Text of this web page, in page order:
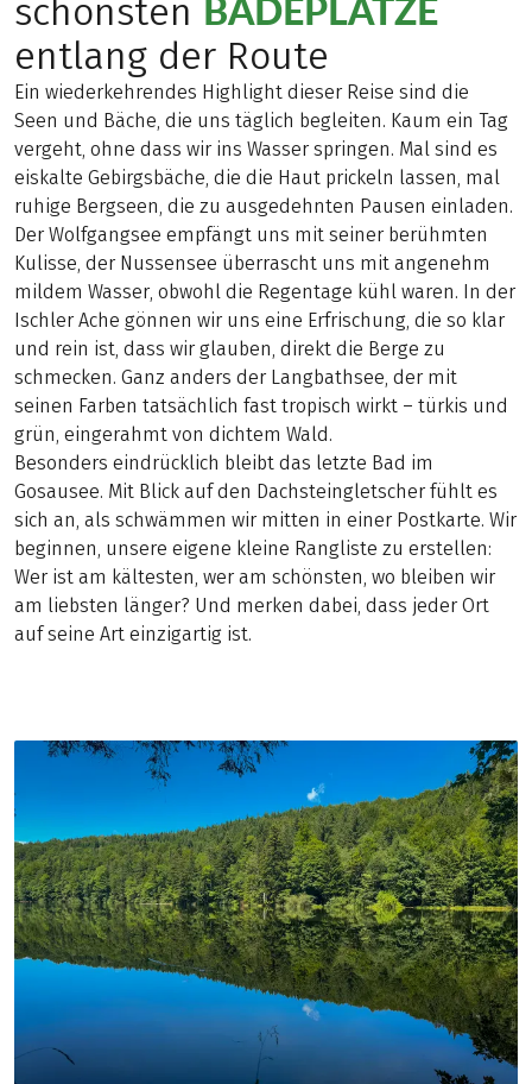
schönsten BADEPLÄTZE
entlang der Route
Ein wiederkehrendes Highlight dieser Reise sind die
Seen und Bäche, die uns täglich begleiten. Kaum ein Tag
vergeht, ohne dass wir ins Wasser springen. Mal sind es
eiskalte Gebirgsbäche, die die Haut prickeln lassen, mal
ruhige Bergseen, die zu ausgedehnten Pausen einladen.
Der Wolfgangsee empfängt uns mit seiner berühmten
Kulisse, der Nussensee überrascht uns mit angenehm
mildem Wasser, obwohl die Regentage kühl waren. In der
Ischler Ache gönnen wir uns eine Erfrischung, die so klar
und rein ist, dass wir glauben, direkt die Berge zu
schmecken. Ganz anders der Langbathsee, der mit
seinen Farben tatsächlich fast tropisch wirkt – türkis und
grün, eingerahmt von dichtem Wald.
Besonders eindrücklich bleibt das letzte Bad im
Gosausee. Mit Blick auf den Dachsteingletscher fühlt es
sich an, als schwämmen wir mitten in einer Postkarte. Wir
beginnen, unsere eigene kleine Rangliste zu erstellen:
Wer ist am kältesten, wer am schönsten, wo bleiben wir
am liebsten länger? Und merken dabei, dass jeder Ort
auf seine Art einzigartig ist.